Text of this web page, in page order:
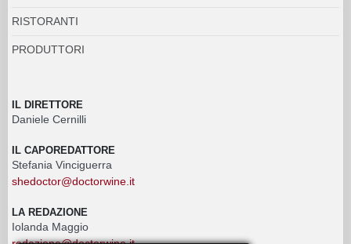
RISTORANTI
PRODUTTORI
IL DIRETTORE
Daniele Cernilli
IL CAPOREDATTORE
Stefania Vinciguerra
shedoctor@doctorwine.it
LA REDAZIONE
Iolanda Maggio